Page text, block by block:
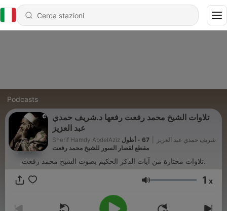
Podcasts
تلاوات الشيخ محمد رفعت رفعها د.شريف حمدي
عبد العزيز
Sherif Hamdy AbdelAziz شريف حمدي عبد العزيز
67 - أطول
مقطع لقصار السور للشيخ محمد رفعت
تلاوات مختارة من آيات الذكر الحكيم بصوت الشيخ محمد رفعت.
Volume 1 x